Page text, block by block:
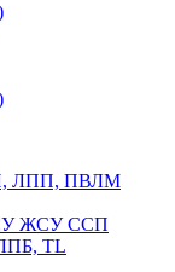
ЛПП, ПВЛМ
ЖСУ ССП
TL